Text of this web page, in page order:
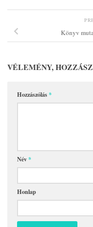
Könyv
VÉLEMÉNY,
Hozzászólás*
Név*
Honlap